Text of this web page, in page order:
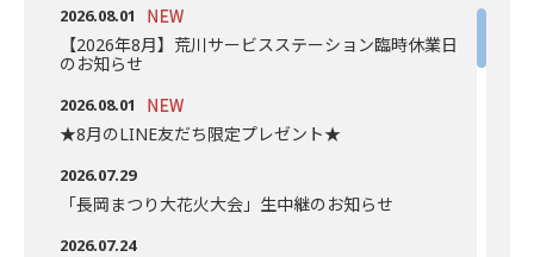
2026.08.01
【2026年8月】荒川サービスステーション臨時休業日
のお知らせ
2026.08.01
★8月のLINE友だち限定プレゼント★
2026.07.29
「長岡まつり大花火大会」生中継のお知らせ
2026.07.24